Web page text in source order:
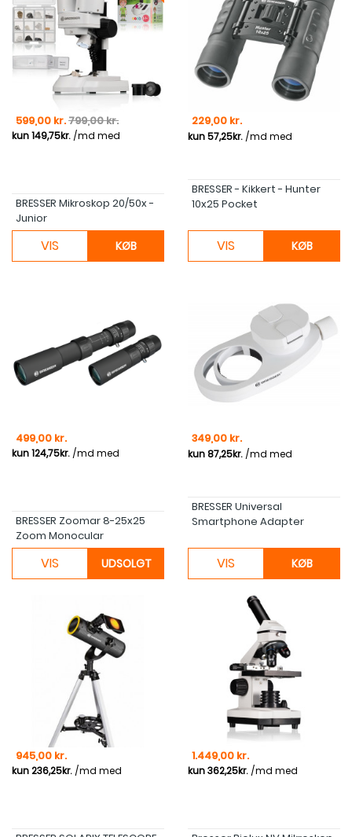
Pris
599,00 kr.Normal pris
799,00 kr.
BRESSER Mikroskop 20/50x -
Junior
VIS KØB
Pris
229,00 kr.
BRESSER - Kikkert - Hunter
10x25 Pocket
VIS KØB
Pris
499,00 kr.
BRESSER Zoomar 8-25x25
Zoom Monocular
VIS UDSOLGT
Pris
349,00 kr.
BRESSER Universal
Smartphone Adapter
VIS KØB
Pris
945,00 kr. Pris
1.449,00 kr.